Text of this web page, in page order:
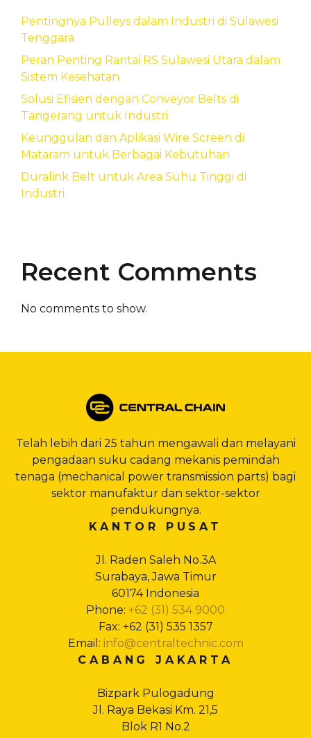
Pentingnya Pulleys dalam Industri di Sulawesi
Tenggara
Peran Penting Rantai RS Sulawesi Utara dalam
Sistem Kesehatan
Solusi Efisien dengan Conveyor Belts di
Tangerang untuk Industri
Keunggulan dan Aplikasi Wire Screen di
Mataram untuk Berbagai Kebutuhan
Duralink Belt untuk Area Suhu Tinggi di
Industri
Recent Comments
No comments to show.
Telah lebih dari 25 tahun mengawali dan melayani
pengadaan suku cadang mekanis pemindah
tenaga (mechanical power transmission parts) bagi
sektor manufaktur dan sektor-sektor
pendukungnya.
KANTOR PUSAT
Jl. Raden Saleh No.3A
Surabaya, Jawa Timur
60174 Indonesia
Phone: +62 (31) 534 9000
Fax: +62 (31) 535 1357
Email: info@centraltechnic.com
CABANG JAKARTA
Bizpark Pulogadung
Jl. Raya Bekasi Km. 21,5
Blok R1 No.2